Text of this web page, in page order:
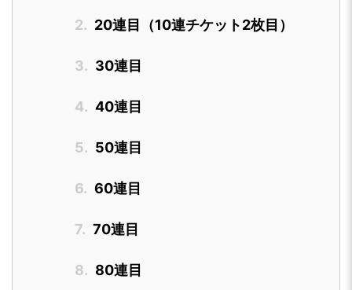
2. 20連目（10連チケット2枚目）
3. 30連目
4. 40連目
5. 50連目
6. 60連目
7. 70連目
8. 80連目